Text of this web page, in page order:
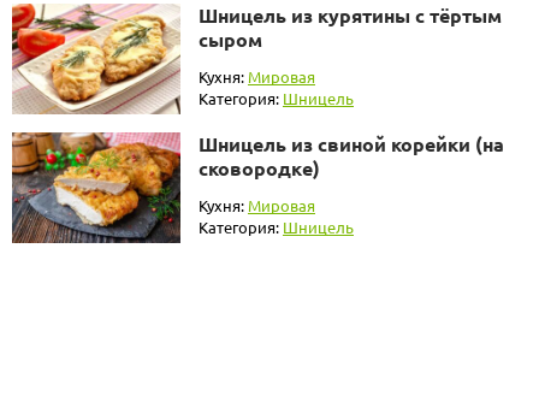
Шницель из курятины с тёртым
сыром
Кухня: Мировая
Категория: Шницель
Шницель из свиной корейки (на
сковородке)
Кухня: Мировая
Категория: Шницель